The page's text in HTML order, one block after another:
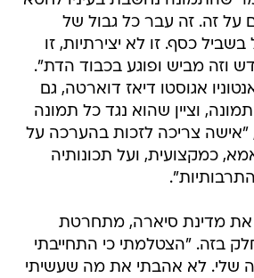
על זה. זה עבר כל גבול של
כסף. זו לא יצירתיות, זו
וזה מביש ופוגע בכבוד הדת".
אגוסטו דיאז דוארטה, גם
וציין שהוא נגד כל תמונה
"אישה צריכה לזכות בהערכה על
כמקצועית, ועל תכונותיה
את מדינת סיארה, מתחרטת
בזה. "הצטלמתי כי התחייבתי
שלי. לא אהבתי את מה שעשיתי